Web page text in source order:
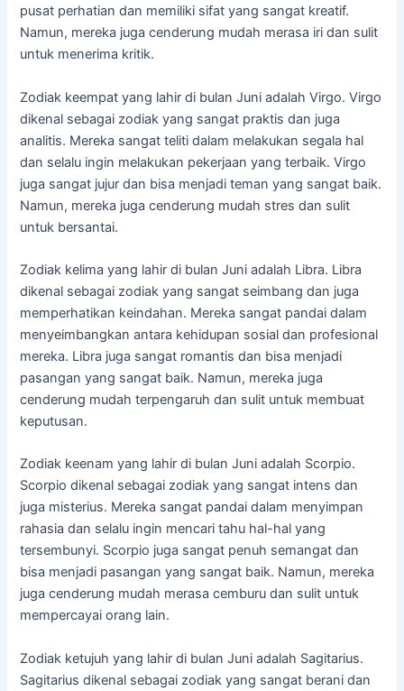
pusat perhatian dan memiliki sifat yang sangat kreatif.
Namun, mereka juga cenderung mudah merasa iri dan sulit
untuk menerima kritik.
Zodiak keempat yang lahir di bulan Juni adalah Virgo. Virgo
dikenal sebagai zodiak yang sangat praktis dan juga
analitis. Mereka sangat teliti dalam melakukan segala hal
dan selalu ingin melakukan pekerjaan yang terbaik. Virgo
juga sangat jujur ​​dan bisa menjadi teman yang sangat baik.
Namun, mereka juga cenderung mudah stres dan sulit
untuk bersantai.
Zodiak kelima yang lahir di bulan Juni adalah Libra. Libra
dikenal sebagai zodiak yang sangat seimbang dan juga
memperhatikan keindahan. Mereka sangat pandai dalam
menyeimbangkan antara kehidupan sosial dan profesional
mereka. Libra juga sangat romantis dan bisa menjadi
pasangan yang sangat baik. Namun, mereka juga
cenderung mudah terpengaruh dan sulit untuk membuat
keputusan.
Zodiak keenam yang lahir di bulan Juni adalah Scorpio.
Scorpio dikenal sebagai zodiak yang sangat intens dan
juga misterius. Mereka sangat pandai dalam menyimpan
rahasia dan selalu ingin mencari tahu hal-hal yang
tersembunyi. Scorpio juga sangat penuh semangat dan
bisa menjadi pasangan yang sangat baik. Namun, mereka
juga cenderung mudah merasa cemburu dan sulit untuk
mempercayai orang lain.
Zodiak ketujuh yang lahir di bulan Juni adalah Sagitarius.
Sagitarius dikenal sebagai zodiak yang sangat berani dan